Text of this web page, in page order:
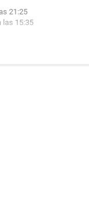
21:25
las 15:35